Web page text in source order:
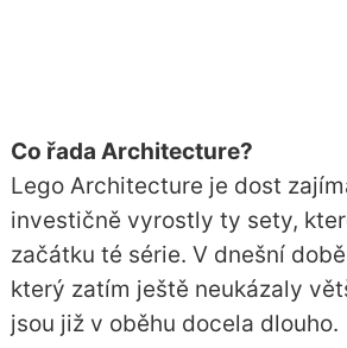
Co řada Architecture?
Lego Architecture je dost
investičně vyrostly ty sety,
začátku té série. V dnešní
který zatím ještě neukázaly
jsou již v oběhu docela dlouho.